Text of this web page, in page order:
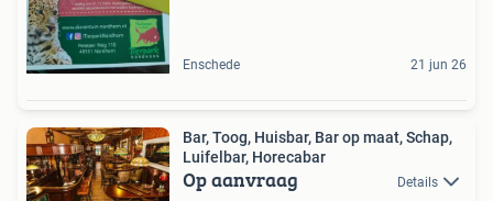
Enschede 21 jun 26
Bar, Toog, Huisbar, Bar op maat, Schap,
Luifelbar, Horecabar
Op aanvraag Details